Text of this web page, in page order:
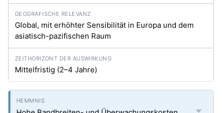
Global, mit erhöhter Sensibilität in Europa und dem
asiatisch-pazifischen Raum
Mittelfristig (2–4 Jahre)